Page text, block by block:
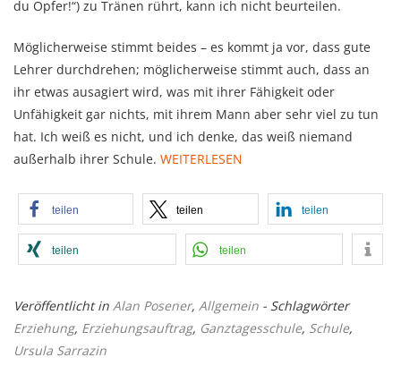
du Opfer!“) zu Tränen rührt, kann ich nicht beurteilen.
Möglicherweise stimmt beides – es kommt ja vor, dass gute
Lehrer durchdrehen; möglicherweise stimmt auch, dass an
ihr etwas ausagiert wird, was mit ihrer Fähigkeit oder
Unfähigkeit gar nichts, mit ihrem Mann aber sehr viel zu tun
hat. Ich weiß es nicht, und ich denke, das weiß niemand
außerhalb ihrer Schule. WEITERLESEN
teilen teilen teilen
teilen teilen
Veröffentlicht in Alan Posener, Allgemein - Schlagwörter
Erziehung, Erziehungsauftrag, Ganztagesschule, Schule,
Ursula Sarrazin